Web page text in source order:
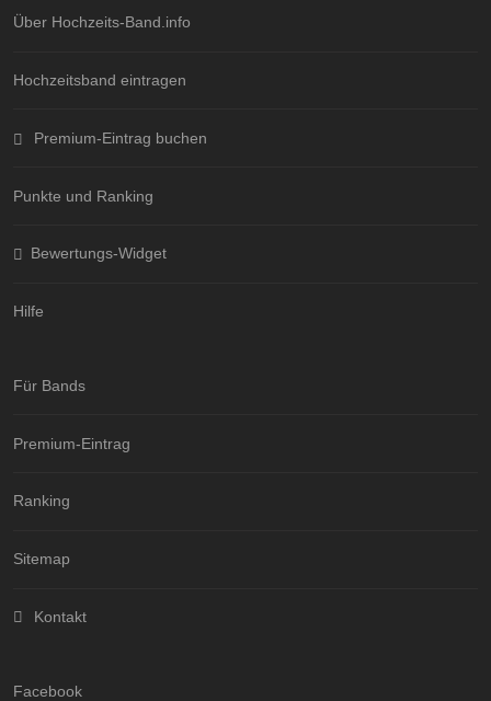
Über Hochzeits-Band.info
Hochzeitsband eintragen
Premium-Eintrag buchen
Punkte und Ranking
Bewertungs-Widget
Hilfe
Für Bands
Premium-Eintrag
Ranking
Sitemap
Kontakt
Facebook